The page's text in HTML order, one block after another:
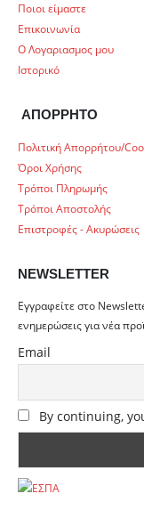
Ποιοι είμαστε
Επικοινωνία
Ο Λογαριασμος μου
Ιστορικό
ΑΠΟΡΡΗΤΟ
Πολιτική Απορρήτου/
Όροι Χρήσης
Τρόποι Πληρωμής
Τρόποι Αποστολής
Επιστροφές - Ακυρώσεις
NEWSLETTER
Εγγραφείτε στο
ενημερώσεις για νέα
Email
By continuing,